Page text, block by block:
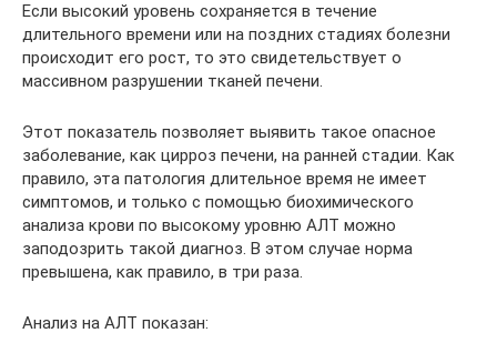
Если высокий уровень сохраняется в течение
длительного времени или на поздних стадиях болезни
происходит его рост, то это свидетельствует о
массивном разрушении тканей печени.
Этот показатель позволяет выявить такое опасное
заболевание, как цирроз печени, на ранней стадии. Как
правило, эта патология длительное время не имеет
симптомов, и только с помощью биохимического
анализа крови по высокому уровню АЛТ можно
заподозрить такой диагноз. В этом случае норма
превышена, как правило, в три раза.
Анализ на АЛТ показан: